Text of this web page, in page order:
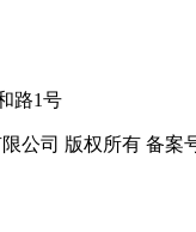
路1号
公司 版权所有 备案